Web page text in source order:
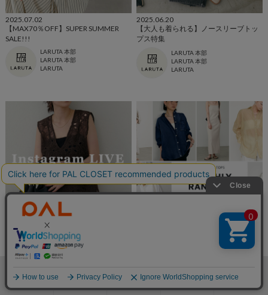
2025.07.02
【MAX70％OFF】SUPER SUMMER
SALE!!!
LARUTA 本部
LARUTA 本部
LARUTA
2025.06.20
【大人も着られる】ノースリーブトッ
プス特集
LARUTA 本部
LARUTA 本部
LARUTA
2025.06.11
【インスタライブでご紹介！】今週の
新作アイテム
LARUTA 本部
LARUTA
【今月はこれが人気！】5月の売れ筋
LARUTA